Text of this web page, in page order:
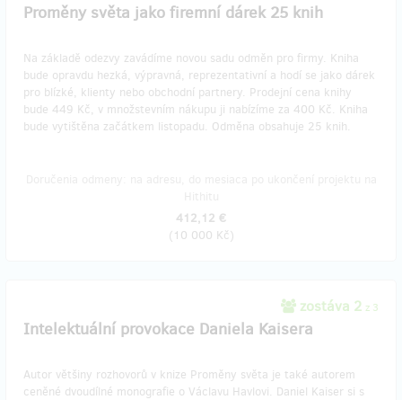
Proměny světa jako firemní dárek 25 knih
Na základě odezvy zavádíme novou sadu odměn pro firmy. Kniha
bude opravdu hezká, výpravná, reprezentativní a hodí se jako dárek
pro blízké, klienty nebo obchodní partnery. Prodejní cena knihy
bude 449 Kč, v množstevním nákupu ji nabízíme za 400 Kč. Kniha
bude vytištěna začátkem listopadu. Odměna obsahuje 25 knih.
412,12 €
(10 000 Kč)
zostáva 2 z 3
Intelektuální provokace Daniela Kaisera
Autor většiny rozhovorů v knize Proměny světa je také autorem
ceněné dvoudílné monografie o Václavu Havlovi. Daniel Kaiser si s